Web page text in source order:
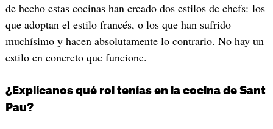
de hecho estas cocinas han creado dos estilos de chefs: los
que adoptan el estilo francés, o los que han sufrido
muchísimo y hacen absolutamente lo contrario. No hay un
estilo en concreto que funcione.
¿Explícanos qué rol tenías en la cocina de Sant
Pau?